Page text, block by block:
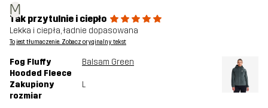
M
Tak przytulnie i ciepło
Lekka i ciepła, ładnie dopasowana
To jest tłumaczenie. Zobacz oryginalny tekst
Fog Fluffy
Hooded Fleece
Balsam Green
Zakupiony
rozmiar
L